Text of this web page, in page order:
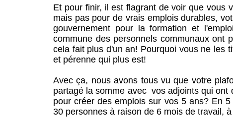
Et pour finir, il est flagrant de voir que vous
mais pas pour de vrais emplois durables,
gouvernement pour la formation et
commune des personnels communaux ont
cela fait plus d'un an! Pourquoi vous ne les
et pérenne qui plus est!
Avec ça, nous avons tous vu que votre
partagé la somme avec vos adjoints qui ont
pour créer des emplois sur vos 5 ans? En
30 personnes à raison de 6 mois de travail,